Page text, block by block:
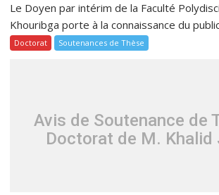
Le Doyen par intérim de la Faculté
Khouribga porte à la connaissance du
Doctorat Soutenances de Thèse
Avis de Soutenance de
Doctorat de M. Khalid